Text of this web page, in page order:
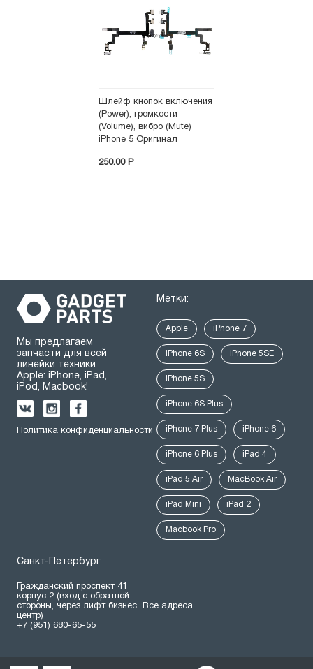
Шлейф кнопок включения
(Power), громкости
(Volume), вибро (Mute)
iPhone 5 Оригинал
250.00 P
Мы предлагаем
запчасти для всей
линейки техники
Apple: iPhone, iPad,
iPod, Macbook!
Политика конфиденциальности
Метки:
Apple iPhone 7
iPhone 6S iPhone 5SE
iPhone 5S
iPhone 6S Plus
iPhone 7 Plus iPhone 6
iPhone 6 Plus iPad 4
iPad 5 Air MacBook Air
iPad Mini iPad 2
Macbook Pro
Санкт-Петербург
Гражданский проспект 41
корпус 2 (вход с обратной
стороны, через лифт бизнес
центр)
+7 (951) 680-65-55
Все адреса